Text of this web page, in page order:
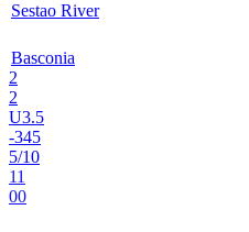
Sestao River
Basconia
2
2
U3.5
-345
5/10
11
00